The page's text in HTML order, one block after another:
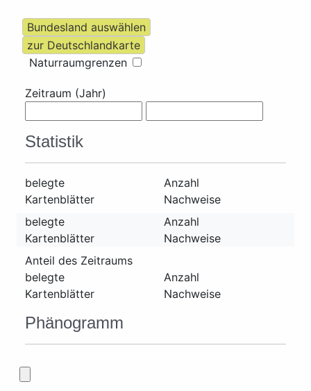
Naturraumgrenzen
Zeitraum (Jahr)
Statistik
belegte
Kartenblätter
Anzahl
Nachweise
belegte
Kartenblätter
Anzahl
Nachweise
Anteil des Zeitraums
belegte
Kartenblätter
Anzahl
Nachweise
Phänogramm